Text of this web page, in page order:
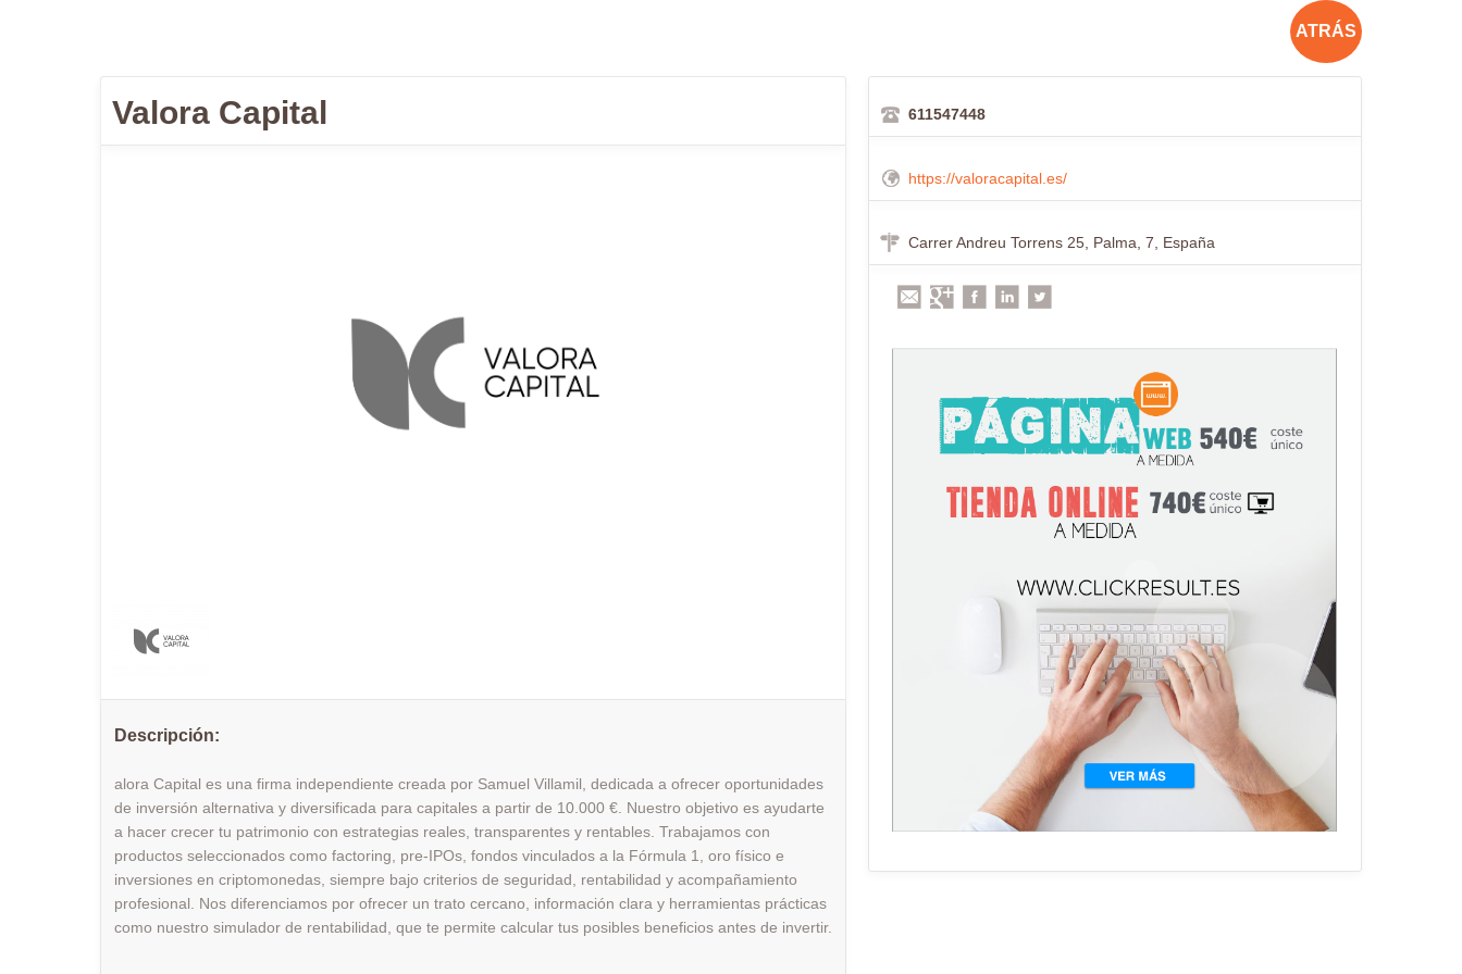
ATRÁS
Valora Capital
Descripción:
alora Capital es una firma independiente creada por Samuel Villamil, dedicada a ofrecer oportunidades
de inversión alternativa y diversificada para capitales a partir de 10.000 €. Nuestro objetivo es ayudarte
a hacer crecer tu patrimonio con estrategias reales, transparentes y rentables. Trabajamos con
productos seleccionados como factoring, pre-IPOs, fondos vinculados a la Fórmula 1, oro físico e
inversiones en criptomonedas, siempre bajo criterios de seguridad, rentabilidad y acompañamiento
profesional. Nos diferenciamos por ofrecer un trato cercano, información clara y herramientas prácticas
como nuestro simulador de rentabilidad, que te permite calcular tus posibles beneficios antes de invertir.
611547448
https://valoracapital.es/
Carrer Andreu Torrens 25, Palma, 7, España